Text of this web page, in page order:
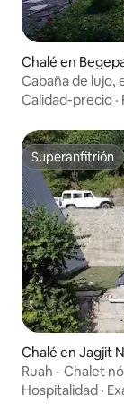
Chalé en
Cabaña de lujo,
Calidad-precio ·
Superanfitrión
Superanfitrión
Chalé en Jagjit
Ruah - Chalet
Hospitalidad ·